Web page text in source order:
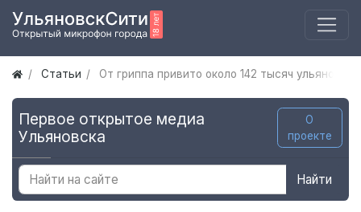
Статьи От гриппа привито около 142 тысяч ульяновцев
Первое открытое медиа
Ульяновска
О
проекте
Найти